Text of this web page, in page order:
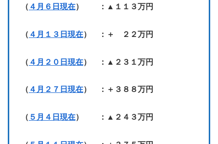
（ ４月６日現在） ：▲１１３万円
（ ４月１３日現在） ：＋ ２２万円
（ ４月２０日現在） ：▲２３１万円
（ ４月２７日現在） ：＋３８８万円
（ ５月４日現在） ：▲２４３万円